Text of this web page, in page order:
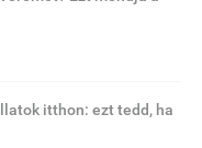
itthon: ezt tedd, ha